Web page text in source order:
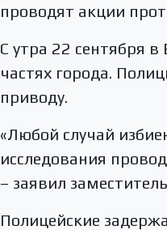
проводят акции
С утра 22 сентября
частях города.
приводу.
«Любой случай
исследования
– заявил
Полицейские